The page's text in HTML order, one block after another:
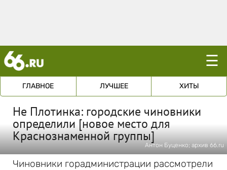
☰
ГЛАВНОЕ ЛУЧШЕЕ ХИТЫ
Не Плотинка: городские чиновники
определили [новое место для
Краснознаменной группы]
Антон Буценко; архив 66.ru
Чиновники горадминистрации рассмотрели